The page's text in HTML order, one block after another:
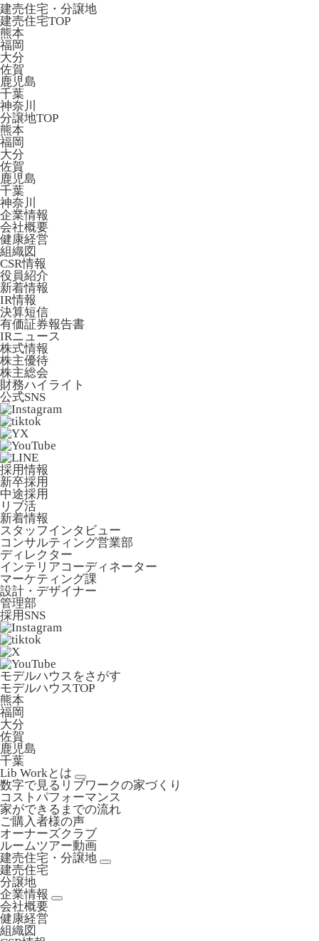
建売住宅・分譲地
建売住宅TOP
熊本
福岡
大分
佐賀
鹿児島
千葉
神奈川
分譲地TOP
熊本
福岡
大分
佐賀
鹿児島
千葉
神奈川
企業情報
会社概要
健康経営
組織図
CSR情報
役員紹介
新着情報
IR情報
決算短信
有価証券報告書
IRニュース
株式情報
株主優待
株主総会
財務ハイライト
公式SNS
採用情報
新卒採用
中途採用
リブ活
新着情報
スタッフインタビュー
コンサルティング営業部
ディレクター
インテリアコーディネーター
マーケティング課
設計・デザイナー
管理部
採用SNS
モデルハウスをさがす
モデルハウスTOP
熊本
福岡
大分
佐賀
鹿児島
千葉
Lib Workとは
数字で見るリブワークの家づくり
コストパフォーマンス
家ができるまでの流れ
ご購入者様の声
オーナーズクラブ
ルームツアー動画
建売住宅・分譲地
建売住宅
分譲地
企業情報
会社概要
健康経営
組織図